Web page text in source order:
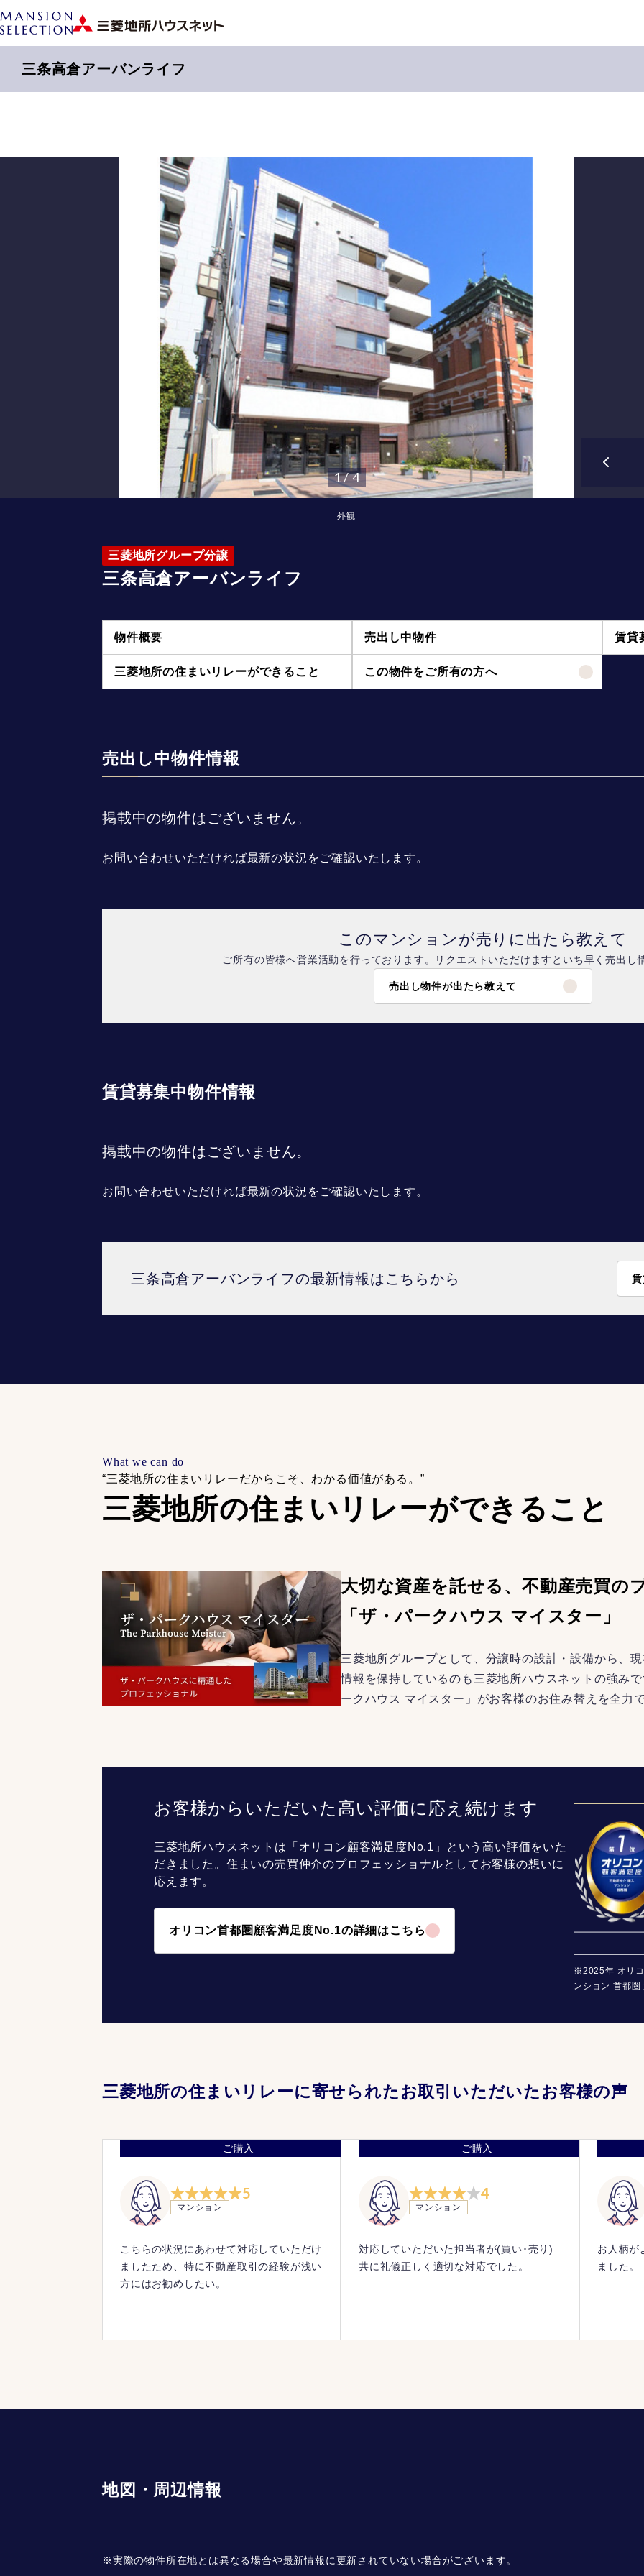
三条高倉アーバンライフ
外観
1 / 4
三菱地所グループ分譲
三条高倉アーバンライフ
物件概要 売出し中物件 賃貸
三菱地所の住まいリレーができること この物件をご所有の方へ
売出し中物件情報
掲載中の物件はございません。
お問い合わせいただければ最新の状況をご確認いたします。
このマンションが売りに出たら教えて
ご所有の皆様へ営業活動を行っております。リクエストいただけますといち早く売出し
売出し物件が出たら教えて
賃貸募集中物件情報
掲載中の物件はございません。
お問い合わせいただければ最新の状況をご確認いたします。
三条高倉アーバンライフの最新情報はこちらから
What we can do
“三菱地所の住まいリレーだからこそ、 わかる価値がある。”
三菱地所の住まいリレーができること
大切な資産を託せる、不動産売買の
「ザ・パークハウス マイスター」
三菱地所グループとして、分譲時の設計・設備から、
情報を保持しているのも三菱地所ハウスネットの強み
ークハウス マイスター」がお客様のお住み替えを全力
お客様からいただいた高い評価に応え続けます
三菱地所ハウスネットは「オリコン顧客満足度No.1」という高い評価をいた
だきました。住まいの売買仲介のプロフェッショナルとしてお客様の想いに
応えます。
オリコン首都圏顧客満足度No.1の詳細はこちら
※2025年 オリ
ンション 首都圏
三菱地所の住まいリレーに寄せられたお取引いただいたお客様の声
ご購入
5
マンション
こちらの状況にあわせて対応していただけ
ましたため、特に不動産取引の経験が浅い
方にはお勧めしたい。
ご購入
4
マンション
対応していただいた担当者が(買い･売り)
共に礼儀正しく適切な対応でした。
お人柄が
ました。
地図・周辺情報
※実際の物件所在地とは異なる場合や最新情報に更新されていない場合がございます。